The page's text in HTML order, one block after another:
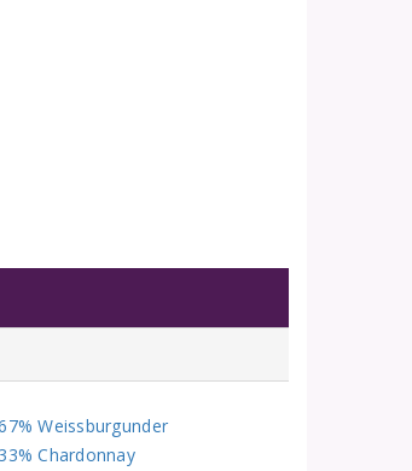
Weissburgunder
33% Chardonnay